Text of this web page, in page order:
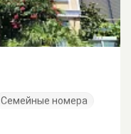
Семейные номера